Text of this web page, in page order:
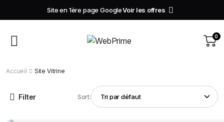
Site en 1ère page GoogleVoir les offres
0
Accueil Site Vitrine
Filter Sort: